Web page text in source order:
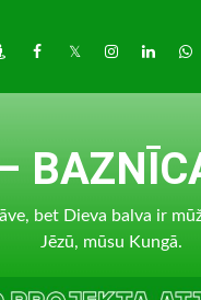
Facebook
TwitterInstagram
bet Dieva balva ir
Jēzū, mūsu Kungā.